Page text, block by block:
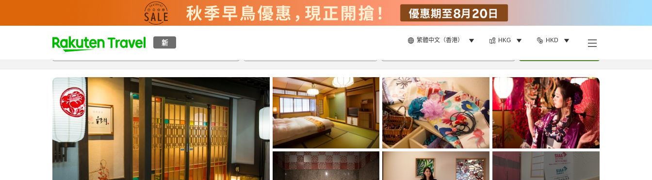
新 繁體中文（香港） HKG HKD
t
p
a
e
a
c
h
概覽房間及住宿方案 評價特色設施